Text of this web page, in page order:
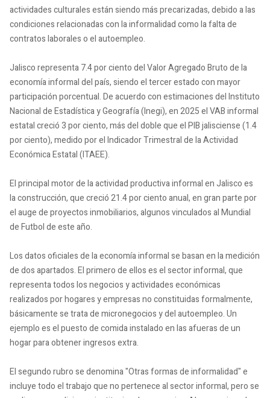
actividades culturales están siendo más precarizadas, debido a las
condiciones relacionadas con la informalidad como la falta de
contratos laborales o el autoempleo.
Jalisco representa 7.4 por ciento del Valor Agregado Bruto de la
economía informal del país, siendo el tercer estado con mayor
participación porcentual. De acuerdo con estimaciones del Instituto
Nacional de Estadística y Geografía (Inegi), en 2025 el VAB informal
estatal creció 3 por ciento, más del doble que el PIB jalisciense (1.4
por ciento), medido por el Indicador Trimestral de la Actividad
Económica Estatal (ITAEE).
El principal motor de la actividad productiva informal en Jalisco es
la construcción, que creció 21.4 por ciento anual, en gran parte por
el auge de proyectos inmobiliarios, algunos vinculados al Mundial
de Futbol de este año.
Los datos oficiales de la economía informal se basan en la medición
de dos apartados. El primero de ellos es el sector informal, que
representa todos los negocios y actividades económicas
realizados por hogares y empresas no constituidas formalmente,
básicamente se trata de micronegocios y del autoempleo. Un
ejemplo es el puesto de comida instalado en las afueras de un
hogar para obtener ingresos extra.
El segundo rubro se denomina "Otras formas de informalidad" e
incluye todo el trabajo que no pertenece al sector informal, pero se